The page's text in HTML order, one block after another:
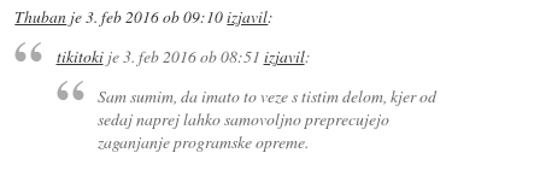
Thuban je3. feb 2016 ob 09:10izjavil:
tikitokije3. feb 2016 ob 08:51 izjavil:
Sam sumim, da imato to veze s tistim delom, kjer od
sedaj naprej lahko samovoljno preprecujejo
zaganjanje programske opreme.